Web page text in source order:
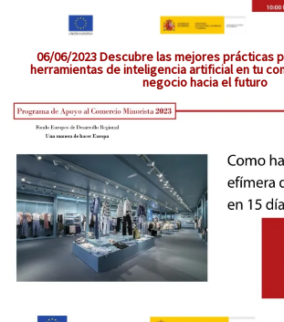
06/06/2023 Descubre las mejores prácticas
herramientas de inteligencia artificial en tu
negocio hacia el futuro